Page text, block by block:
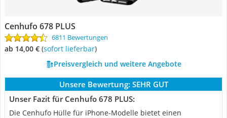
Cenhufo 678 PLUS
6811 Bewertungen
ab 14,00 € ( Sofort lieferbar)
Preisvergleich und weitere Angebote
Unsere Bewertung: SEHR GUT
Unser Fazit für Cenhufo 678 PLUS:
Die Cenhufo Hülle für iPhone-Modelle bietet einen